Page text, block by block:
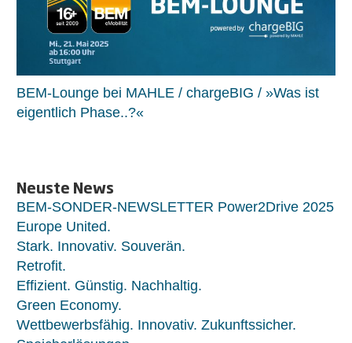
BEM-Lounge bei MAHLE / chargeBIG / »Was ist
eigentlich Phase..?«
Neuste News
BEM-SONDER-NEWSLETTER Power2Drive 2025
Europe United.
Stark. Innovativ. Souverän.
Retrofit.
Effizient. Günstig. Nachhaltig.
Green Economy.
Wettbewerbsfähig. Innovativ. Zukunftssicher.